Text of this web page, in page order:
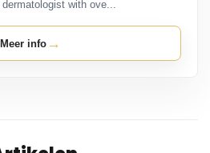
dermatologist with ove...
Meer info →